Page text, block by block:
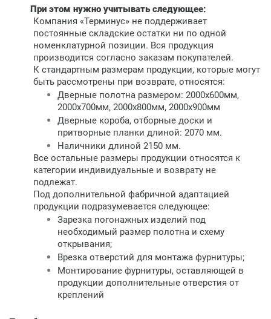
При этом нужно учитывать следующее:
Компания «Терминус» не поддерживает
постоянные складские остатки ни по одной
номенклатурной позиции. Вся продукция
производится согласно заказам покупателей.
К стандартным размерам продукции, которые могут
быть рассмотрены при возврате, относятся:
Дверные полотна размером: 2000х600мм,
2000х700мм, 2000х800мм, 2000х900мм
Дверные короба, отборные доски и
притворные планки длиной: 2070 мм.
Наличники длиной 2150 мм.
Все остальные размеры продукции относятся к
категории индивидуальные и возврату не
подлежат.
Под дополнительной фабричной адаптацией
продукции подразумевается следующее:
Зарезка погонажных изделий под
необходимый размер полотна и схему
открывания;
Врезка отверстий для монтажа фурнитуры;
Монтирование фурнитуры, оставляющей в
продукции дополнительные отверстия от
креплений